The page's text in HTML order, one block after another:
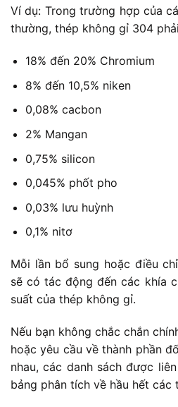
Ví dụ: Trong trường hợp của
thường, thép không gỉ 304
18% đến 20% Chromium
8% đến 10,5% niken
0,08% cacbon
2% Mangan
0,75% silicon
0,045% phốt pho
0,03% lưu huỳnh
0,1% nitơ
Mỗi lần bổ sung hoặc điều
sẽ có tác động đến các khía
suất của thép không gỉ.
Nếu bạn không chắc chắn
hoặc yêu cầu về thành phần
nhau, các danh sách được
bảng phân tích về hầu hết các